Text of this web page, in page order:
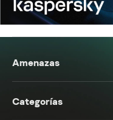
Amenazas
Categorías